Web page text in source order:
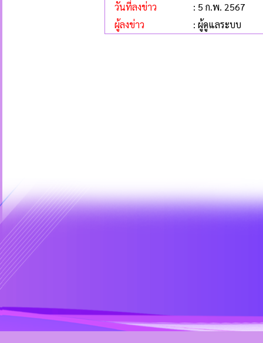
วันที่ลงข่าว
: 5 ก.พ. 2567
ผู้ลงข่าว
: ผู้ดูแลระบบ